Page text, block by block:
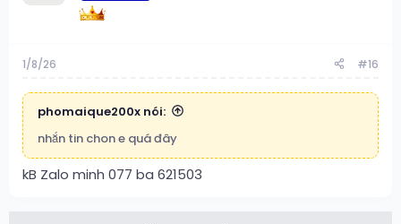
1/8/26 #16
phomaique200x nói:
nhắn tin chon e quá đây
kB Zalo minh 077 ba 621503